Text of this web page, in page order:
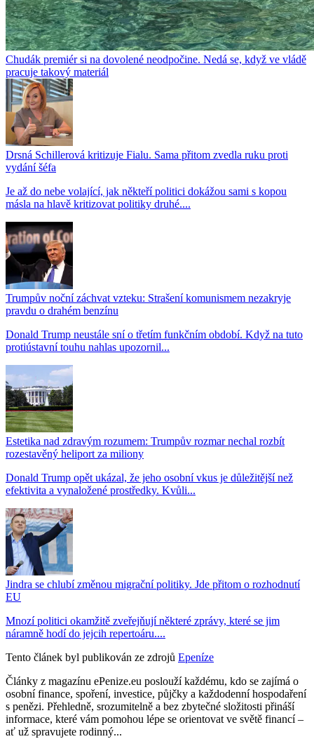
Chudák premiér si na dovolené neodpočine. Nedá se, když ve vládě
pracuje takový materiál
Drsná Schillerová kritizuje Fialu. Sama přitom zvedla ruku proti
vydání šéfa
Je až do nebe volající, jak někteří politici dokážou sami s kopou
másla na hlavě kritizovat politiky druhé....
Trumpův noční záchvat vzteku: Strašení komunismem nezakryje
pravdu o drahém benzínu
Donald Trump neustále sní o třetím funkčním období. Když na tuto
protiústavní touhu nahlas upozornil...
Estetika nad zdravým rozumem: Trumpův rozmar nechal rozbít
rozestavěný heliport za miliony
Donald Trump opět ukázal, že jeho osobní vkus je důležitější než
efektivita a vynaložené prostředky. Kvůli...
Jindra se chlubí změnou migrační politiky. Jde přitom o rozhodnutí
EU
Mnozí politici okamžitě zveřejňují některé zprávy, které se jim
náramně hodí do jejcih repertoáru....
Tento článek byl publikován ze zdrojů Epeníze
Články z magazínu ePenize.eu poslouží každému, kdo se zajímá o
osobní finance, spoření, investice, půjčky a každodenní hospodaření
s penězi. Přehledně, srozumitelně a bez zbytečné složitosti přináší
informace, které vám pomohou lépe se orientovat ve světě financí –
ať už spravujete rodinný...